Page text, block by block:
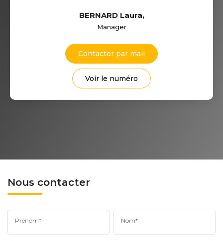
BERNARD Laura,
Manager
Contacter par mail
Voir le numéro
Nous contacter
Prénom* Nom*